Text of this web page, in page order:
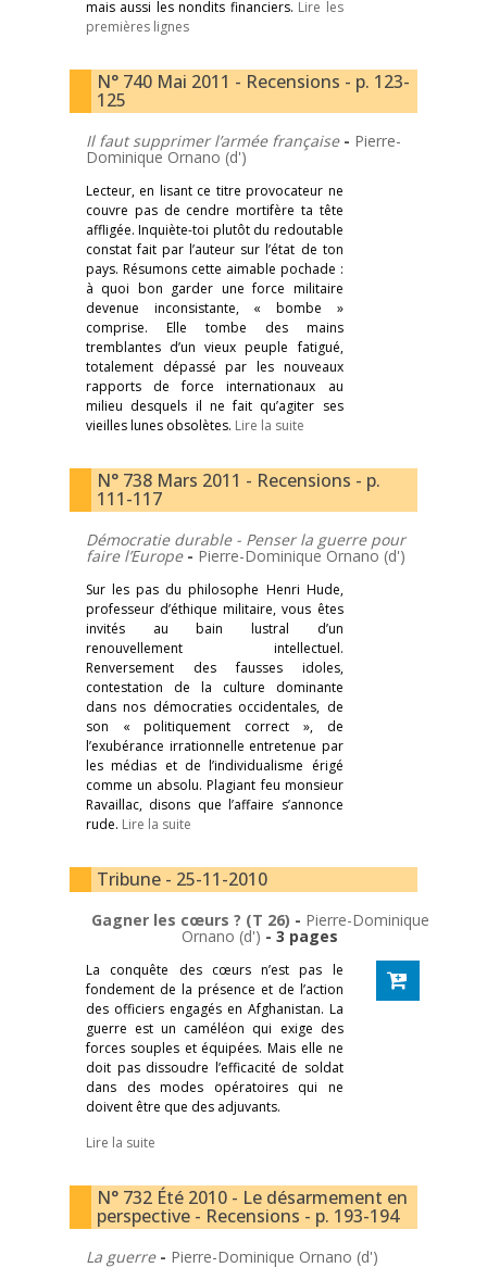
mais aussi les nondits financiers. Lire les
premières lignes
N° 740 Mai 2011 - Recensions - p. 123-
125
Il faut supprimer l’armée française - Pierre-
Dominique Ornano (d')
Lecteur, en lisant ce titre provocateur ne
couvre pas de cendre mortifère ta tête
affligée. Inquiète-toi plutôt du redoutable
constat fait par l’auteur sur l’état de ton
pays. Résumons cette aimable pochade :
à quoi bon garder une force militaire
devenue inconsistante, « bombe »
comprise. Elle tombe des mains
tremblantes d’un vieux peuple fatigué,
totalement dépassé par les nouveaux
rapports de force internationaux au
milieu desquels il ne fait qu’agiter ses
vieilles lunes obsolètes. Lire la suite
N° 738 Mars 2011 - Recensions - p.
111-117
Démocratie durable - Penser la guerre pour
faire l’Europe - Pierre-Dominique Ornano (d')
Sur les pas du philosophe Henri Hude,
professeur d’éthique militaire, vous êtes
invités au bain lustral d’un
renouvellement intellectuel.
Renversement des fausses idoles,
contestation de la culture dominante
dans nos démocraties occidentales, de
son « politiquement correct », de
l’exubérance irrationnelle entretenue par
les médias et de l’individualisme érigé
comme un absolu. Plagiant feu monsieur
Ravaillac, disons que l’affaire s’annonce
rude. Lire la suite
Tribune - 25-11-2010
Gagner les cœurs ? (T 26) - Pierre-Dominique
Ornano (d') - 3 pages
La conquête des cœurs n’est pas le
fondement de la présence et de l’action
des officiers engagés en Afghanistan. La
guerre est un caméléon qui exige des
forces souples et équipées. Mais elle ne
doit pas dissoudre l’efficacité de soldat
dans des modes opératoires qui ne
doivent être que des adjuvants.
Lire la suite
N° 732 Été 2010 - Le désarmement en
perspective - Recensions - p. 193-194
La guerre - Pierre-Dominique Ornano (d')